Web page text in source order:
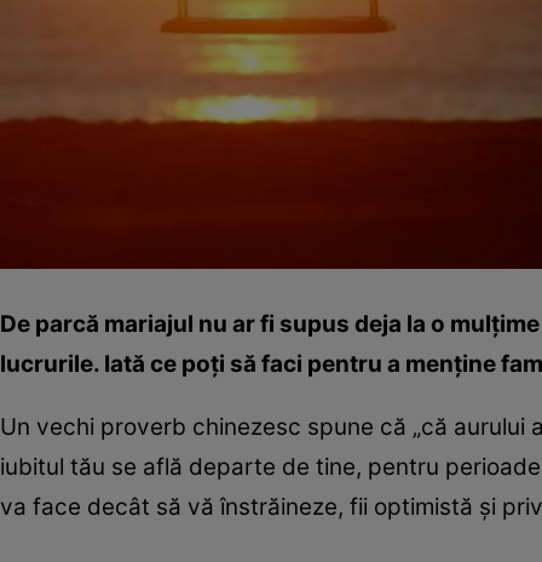
De parcă mariajul nu ar fi supus deja la o
lucrurile. Iată ce poţi să faci pentru a menţine
Un vechi proverb chinezesc spune că „că
iubitul tău se află departe de tine, pentru
va face decât să vă înstrăineze, fii optimistă şi